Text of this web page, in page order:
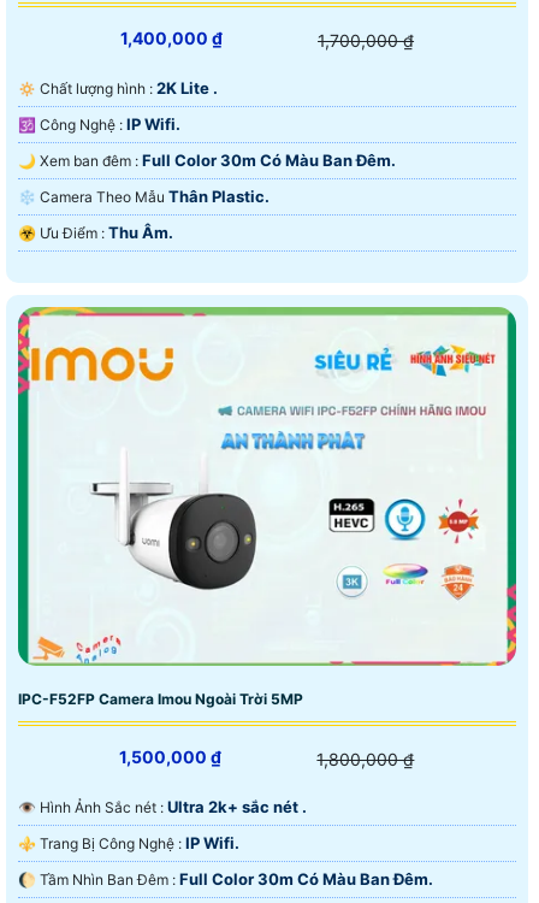
1,400,000 ₫ 1,700,000 ₫
🔅 Chất lượng hình : 2K Lite .
🕉️ Công Nghệ : IP Wifi.
🌙 Xem ban đêm : Full Color 30m Có Màu Ban Ðêm.
❄ Camera Theo Mẫu Thân Plastic.
️☣️ Ưu Điểm : Thu Âm.
IPC-F52FP Camera Imou Ngoài Trời 5MP
1,500,000 ₫ 1,800,000 ₫
👁 Hình Ảnh Sắc nét : Ultra 2k+ sắc nét .
⚜️ Trang Bị Công Nghệ : IP Wifi.
🌔 Tầm Nhìn Ban Đêm : Full Color 30m Có Màu Ban Ðêm.